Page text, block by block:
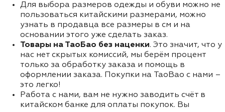
Для выбора размеров одежды и обуви можно не
пользоваться китайскими размерами, можно
узнать в продавца все размеры в см и на
основании этого уже сделать заказ.
Товары на ТаоБао без наценки. Это значит, что у
нас нет скрытых комиссий, мы берём процент
только за обработку заказа и помощь в
оформлении заказа. Покупки на TaoBao с нами –
это легко!
Работа с нами, вам не нужно заводить счёт в
китайском банке для оплаты покупок. Вы